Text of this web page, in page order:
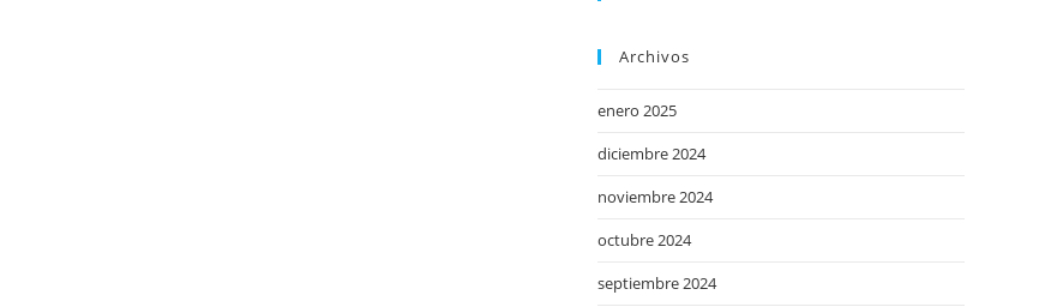
Archivos
enero 2025
diciembre 2024
noviembre 2024
octubre 2024
septiembre 2024